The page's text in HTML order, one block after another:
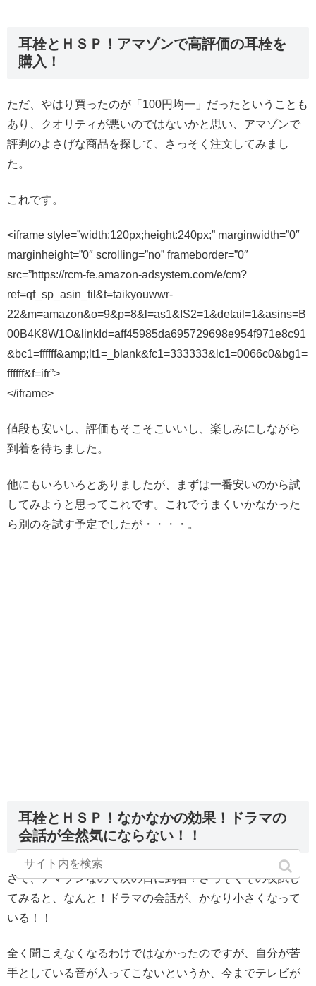
耳栓とＨＳＰ！アマゾンで高評価の耳栓を
購入！
ただ、やはり買ったのが「100円均一」だったということも
あり、クオリティが悪いのではないかと思い、アマゾンで
評判のよさげな商品を探して、さっそく注文してみまし
た。
これです。
<iframe style=”width:120px;height:240px;” marginwidth=”0″
marginheight=”0″ scrolling=”no” frameborder=”0″
src=”https://rcm-fe.amazon-adsystem.com/e/cm?
ref=qf_sp_asin_til&t=taikyouwwr-
22&m=amazon&o=9&p=8&l=as1&IS2=1&detail=1&asins=B
00B4K8W1O&linkId=aff45985da695729698e954f971e8c91
&bc1=ffffff&amp;lt1=_blank&fc1=333333&lc1=0066c0&bg1=
ffffff&f=ifr”>
</iframe>
値段も安いし、評価もそこそこいいし、楽しみにしながら
到着を待ちました。
他にもいろいろとありましたが、まずは一番安いのから試
してみようと思ってこれです。これでうまくいかなかった
ら別のを試す予定でしたが・・・・。
耳栓とＨＳＰ！なかなかの効果！ドラマの
会話が全然気にならない！！
さて、アマゾンなので次の日に到着！さっそくその夜試し
てみると、なんと！ドラマの会話が、かなり小さくなって
いる！！
全く聞こえなくなるわけではなかったのですが、自分が苦
手としている音が入ってこないというか、今までテレビが